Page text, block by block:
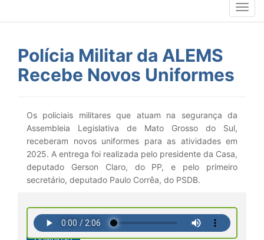
Polícia Militar da ALEMS
Recebe Novos Uniformes
Os policiais militares que atuam na segurança da
Assembleia Legislativa de Mato Grosso do Sul,
receberam novos uniformes para as atividades em
2025. A entrega foi realizada pelo presidente da Casa,
deputado Gerson Claro, do PP, e pelo primeiro
secretário, deputado Paulo Corrêa, do PSDB.